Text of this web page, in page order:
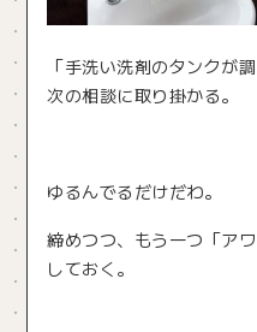
「手洗い洗剤のタンクが
次の相談に取り掛かる。
ゆるんでるだけだわ。
締めつつ、もう一つ「ア
しておく。